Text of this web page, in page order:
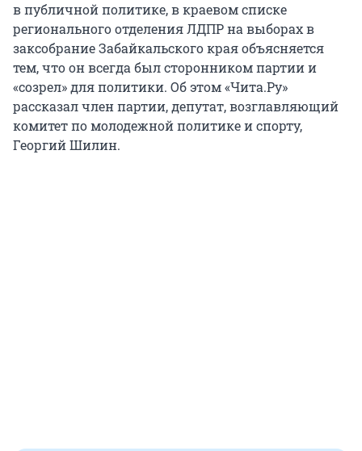
в публичной политике, в краевом списке
регионального отделения ЛДПР на выборах в
заксобрание Забайкальского края объясняется
тем, что он всегда был сторонником партии и
«созрел» для политики. Об этом «Чита.Ру»
рассказал член партии, депутат, возглавляющий
комитет по молодежной политике и спорту,
Георгий Шилин.